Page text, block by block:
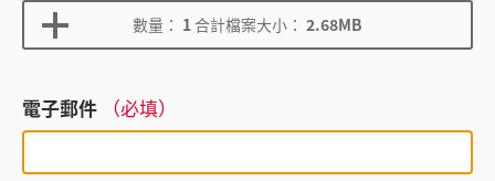
數量： 1合計檔案大小： 2.68MB
電子郵件 （必填）